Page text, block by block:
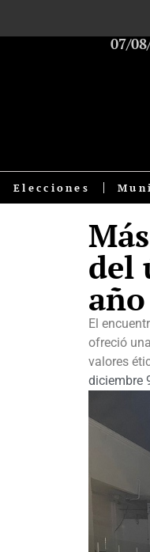
07/
Elecciones
del
El
ofreció
valores
diciembre